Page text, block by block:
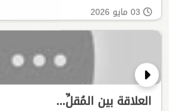
العلاقة بين المُقلِّ...